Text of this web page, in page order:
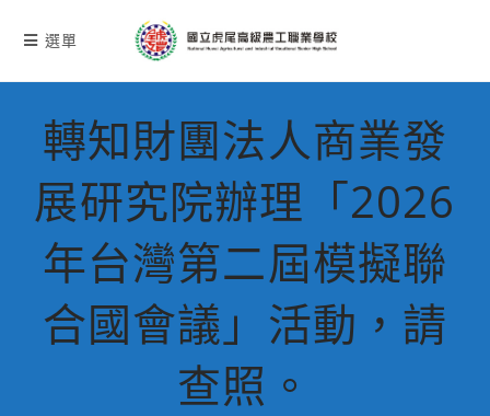
選單
轉知財團法人商業發
展研究院辦理「2026
年台灣第二屆模擬聯
合國會議」活動，請
查照。